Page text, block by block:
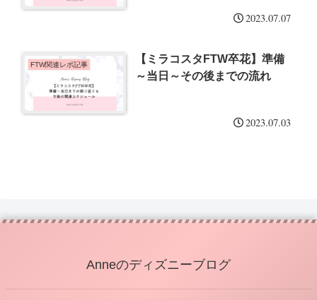
2023.07.07
FTW関連レポ記事
【ミラコスタFTW卒花】準備
～当日～その後までの流れ
2023.07.03
Anneのディズニーブログ